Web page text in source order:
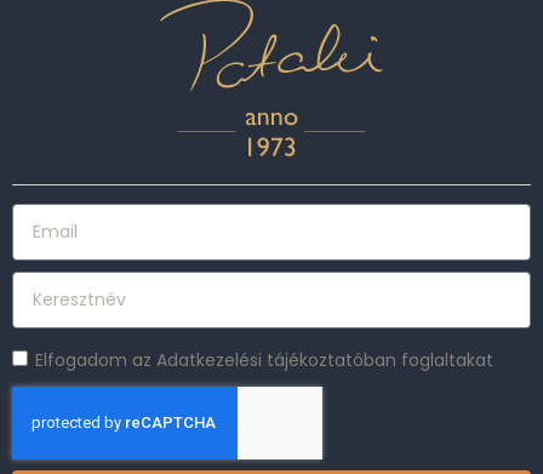
Elfogadom az Adatkezelési tájékoztatóban foglaltakat